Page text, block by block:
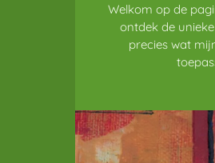
Welkom op de
ontdek de
precies wat